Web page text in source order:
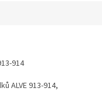
914
ALVE 913-914,